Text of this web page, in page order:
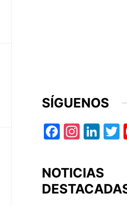
SÍGUENOS
Facebook
NOTICIAS